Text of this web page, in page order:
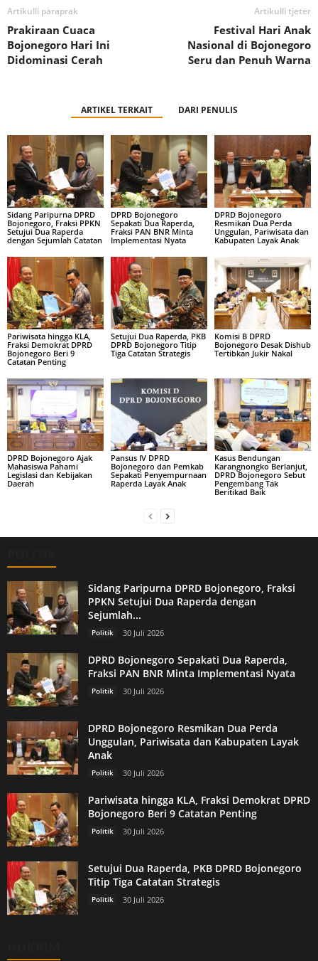
Artikulli paraprak
Prakiraan Cuaca
Bojonegoro Hari Ini
Didominasi Cerah
Artikulli tjetër
Festival Hari Anak
Nasional di Bojonegoro
Seru dan Penuh Warna
ARTIKEL TERKAIT DARI PENULIS
Sidang Paripurna DPRD
Bojonegoro, Fraksi PPKN
Setujui Dua Raperda
dengan Sejumlah Catatan
DPRD Bojonegoro
Sepakati Dua Raperda,
Fraksi PAN BNR Minta
Implementasi Nyata
DPRD Bojonegoro
Resmikan Dua Perda
Unggulan, Pariwisata dan
Kabupaten Layak Anak
Pariwisata hingga KLA,
Fraksi Demokrat DPRD
Bojonegoro Beri 9
Catatan Penting
Setujui Dua Raperda, PKB
DPRD Bojonegoro Titip
Tiga Catatan Strategis
Komisi B DPRD
Bojonegoro Desak Dishub
Tertibkan Jukir Nakal
DPRD Bojonegoro Ajak
Mahasiswa Pahami
Legislasi dan Kebijakan
Daerah
Pansus IV DPRD
Bojonegoro dan Pemkab
Sepakati Penyempurnaan
Raperda Layak Anak
Kasus Bendungan
Karangnongko Berlanjut,
DPRD Bojonegoro Sebut
Pengembang Tak
Beritikad Baik
Sidang Paripurna DPRD Bojonegoro, Fraksi
PPKN Setujui Dua Raperda dengan
Sejumlah...
Politik 30 Juli 2026
DPRD Bojonegoro Sepakati Dua Raperda,
Fraksi PAN BNR Minta Implementasi Nyata
Politik 30 Juli 2026
DPRD Bojonegoro Resmikan Dua Perda
Unggulan, Pariwisata dan Kabupaten Layak
Anak
Politik 30 Juli 2026
Pariwisata hingga KLA, Fraksi Demokrat DPRD
Bojonegoro Beri 9 Catatan Penting
Politik 30 Juli 2026
Setujui Dua Raperda, PKB DPRD Bojonegoro
Titip Tiga Catatan Strategis
Politik 30 Juli 2026